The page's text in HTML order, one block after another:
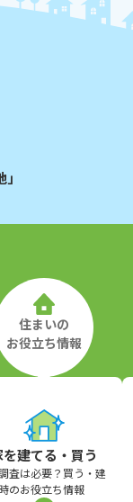
住まいの
お役立ち情報
を建てる・買う
査は必要？買う・建
のお役立ち情報